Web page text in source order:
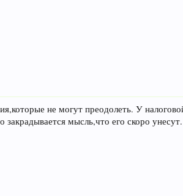
не могут преодолеть. У
закрадывается мысль,что его скоро